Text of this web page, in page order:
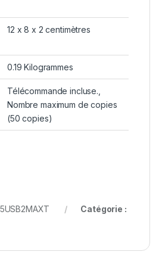
12 x 8 x 2 centimètres
0.19 Kilogrammes
Télécommande incluse.,
Nombre maximum de copies
(50 copies)
Catégorie :